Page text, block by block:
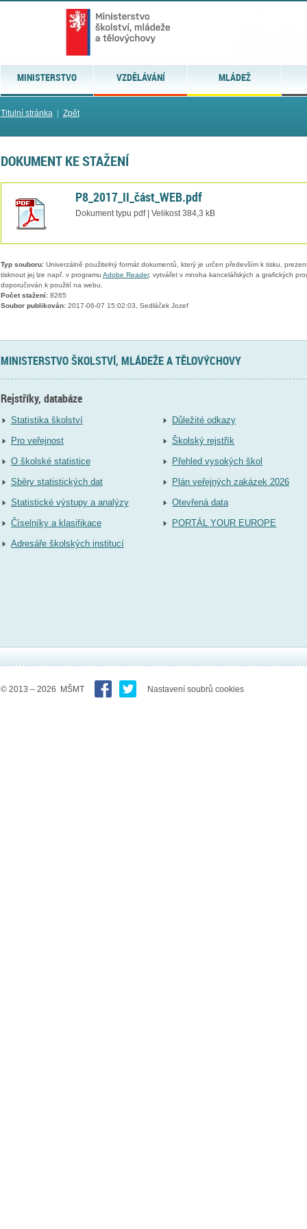
MINISTERSTVO VZDĚLÁVÁNÍ MLÁDEŽ
Titulní stránka| Zpět
DOKUMENT KE STAŽENÍ
P8_2017_II_část_WEB.pdf
Dokument typu pdf | Velikost 384,3 kB
Typ souboru:Univerzálně použitelný formát dokumentů, který je určen především k tisku,
tisknout jej lze např. v programu Adobe Reader, vytvářet v mnoha kancelářských a grafických
doporučován k použití na webu.
Počet stažení:8265
Soubor publikován:2017-06-07 15:02:03, Sedláček Jozef
MINISTERSTVO ŠKOLSTVÍ, MLÁDEŽE A TĚLOVÝCHOVY
Rejstříky, databáze
Statistika školství
Pro veřejnost
O školské statistice
Sběry statistických dat
Statistické výstupy a analýzy
Číselníky a klasifikace
Adresáře školských institucí
Důležité odkazy
Školský rejstřík
Přehled vysokých škol
Plán veřejných zakázek 2026
Otevřená data
PORTÁL YOUR EUROPE
© 2013 – 2026 MŠMT Nastavení soubrů cookies